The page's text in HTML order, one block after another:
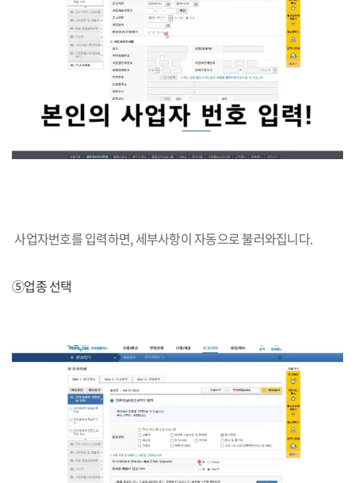
사업자번호를 입력하면, 세부사항이 자동으로 불러와집니다.
⑤업종 선택